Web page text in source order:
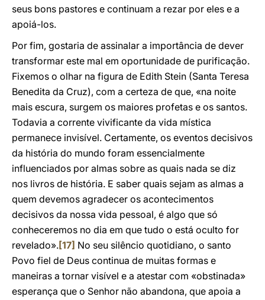
seus bons pastores e continuam a rezar por eles e a
apoiá-los.
Por fim, gostaria de assinalar a importância de dever
transformar este mal em oportunidade de purificação.
Fixemos o olhar na figura de Edith Stein (Santa Teresa
Benedita da Cruz), com a certeza de que, «na noite
mais escura, surgem os maiores profetas e os santos.
Todavia a corrente vivificante da vida mística
permanece invisível. Certamente, os eventos decisivos
da história do mundo foram essencialmente
influenciados por almas sobre as quais nada se diz
nos livros de história. E saber quais sejam as almas a
quem devemos agradecer os acontecimentos
decisivos da nossa vida pessoal, é algo que só
conheceremos no dia em que tudo o está oculto for
revelado».[17] No seu silêncio quotidiano, o santo
Povo fiel de Deus continua de muitas formas e
maneiras a tornar visível e a atestar com «obstinada»
esperança que o Senhor não abandona, que apoia a